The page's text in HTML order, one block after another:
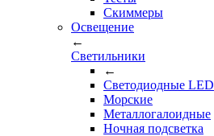
Cкиммеры
Освещение
←
Светильники
←
Cветодиодные LED
Морские
Металлогалоидные
Ночная подсветка